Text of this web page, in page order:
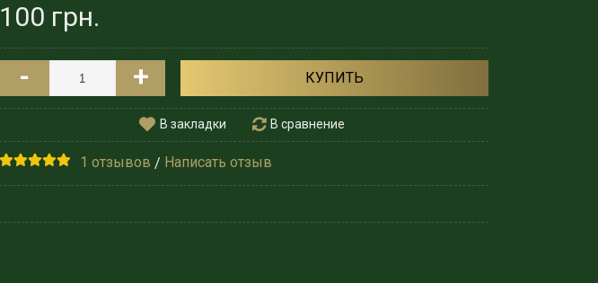
100 грн.
-
+ КУПИТЬ
В закладки В сравнение
1 отзывов / Написать отзыв